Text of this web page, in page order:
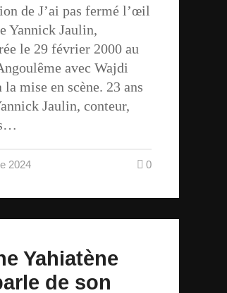
de J’ai pas fermé l’œil
Yannick Jaulin,
le 29 février 2000 au
avec Wajdi
mise en scène. 23 ans
Jaulin, conteur,
2024 0
Yahiatène
de son